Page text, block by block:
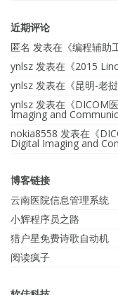
近期评论
匿名 发表在《编程辅助
ynlsz 发表在《2015
ynlsz 发表在《昆明-老
ynlsz 发表在《DICOM
Imaging and
nokia8558 发表在《
Digital Imaging and
博客链接
云南医院信息管理系统
小辉程序员之路
猎户星免费诗歌自动机
阅读疯子